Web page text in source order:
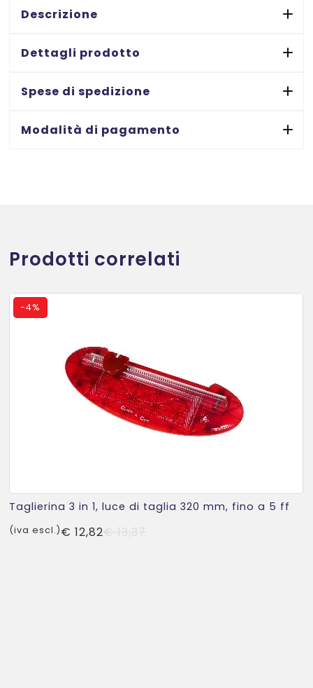
A4
di
mm
capacità
quantità
Descrizione
Dettagli prodotto
Spese di spedizione
Modalità di pagamento
Prodotti correlati
-4%
Taglierina 3 in 1, luce di taglia 320 mm, fino a 5 ff
€ 12,82
(iva escl.)